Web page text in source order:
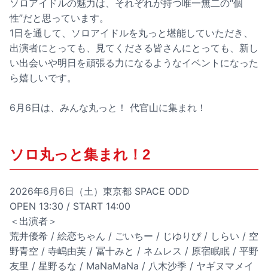
ソロアイドルの魅力は、それぞれが持つ唯一無二の“個
性”だと思っています。
1日を通して、ソロアイドルを丸っと堪能していただき、
出演者にとっても、見てくださる皆さんにとっても、新し
い出会いや明日を頑張る力になるようなイベントになった
ら嬉しいです。
6月6日は、みんな丸っと！ 代官山に集まれ！
ソロ丸っと集まれ！2
2026年6月6日（土）東京都 SPACE ODD
OPEN 13:30 / START 14:00
＜出演者＞
荒井優希 / 絵恋ちゃん / ごいちー / じゆりぴ / しらい / 空
野青空 / 寺嶋由芙 / 冨十みと / ネムレス / 原宿眠眠 / 平野
友里 / 星野るな / MaNaMaNa / 八木沙季 / ヤギヌマメイ